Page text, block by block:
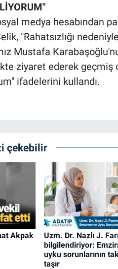
medya hesabından
"Rahatsızlığı
Mustafa
ziyaret ederek
ifadelerini kullandı.
çekebilir
Akpak
Uzm. Dr. Nazlı J.
bilgilendiriyor:
uyku sorunlarının
taşır